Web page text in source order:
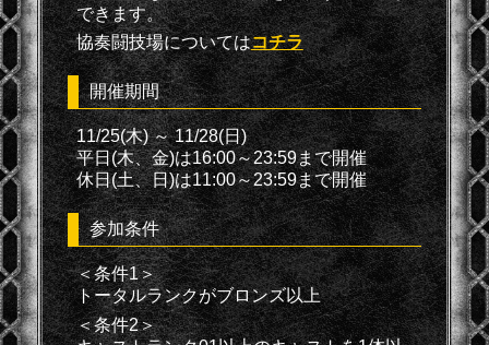
できます。
協奏闘技場についてはコチラ
開催期間
11/25(木) ～ 11/28(日)
平日(木、金)は16:00～23:59まで開催
休日(土、日)は11:00～23:59まで開催
参加条件
＜条件1＞
トータルランクがブロンズ以上
＜条件2＞